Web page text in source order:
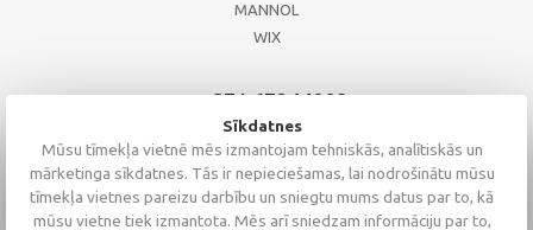
MANNOL
WIX
+371 67244008
+371 67271055
+371 26002793
Sīkdatnes
Mūsu tīmekļa vietnē mēs izmantojam tehniskās, analītiskās un
mārketinga sīkdatnes. Tās ir nepieciešamas, lai nodrošinātu mūsu
tīmekļa vietnes pareizu darbību un sniegtu mums datus par to, kā
mūsu vietne tiek izmantota. Mēs arī sniedzam informāciju par to,